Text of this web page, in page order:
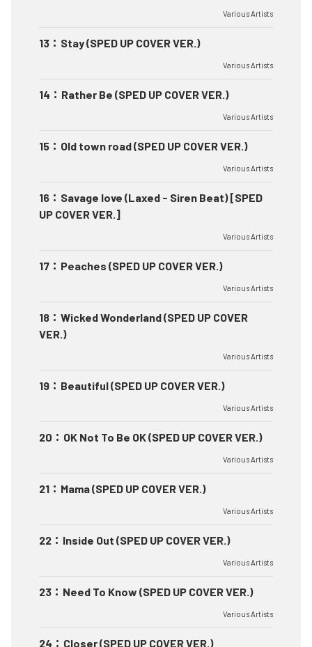
Various Artists
13 ： Stay (SPED UP COVER VER.)
Various Artists
14 ： Rather Be (SPED UP COVER VER.)
Various Artists
15 ： Old town road (SPED UP COVER VER.)
Various Artists
16 ： Savage love (Laxed - Siren Beat) [SPED
UP COVER VER.]
Various Artists
17 ： Peaches (SPED UP COVER VER.)
Various Artists
18 ： Wicked Wonderland (SPED UP COVER
VER.)
Various Artists
19 ： Beautiful (SPED UP COVER VER.)
Various Artists
20 ： OK Not To Be OK (SPED UP COVER VER.)
Various Artists
21 ： Mama (SPED UP COVER VER.)
Various Artists
22 ： Inside Out (SPED UP COVER VER.)
Various Artists
23 ： Need To Know (SPED UP COVER VER.)
Various Artists
24 ： Closer (SPED UP COVER VER.)